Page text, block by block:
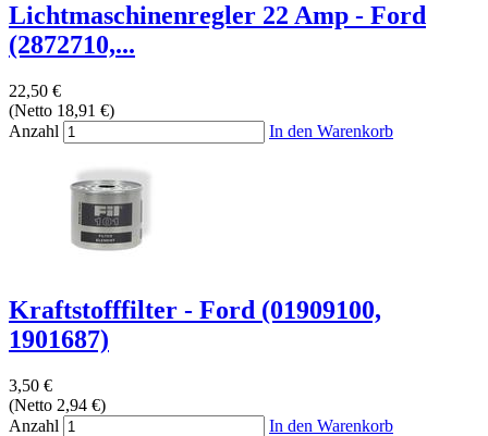
Lichtmaschinenregler 22 Amp - Ford
(2872710,...
22,50 €
(Netto 18,91 €)
Anzahl
In den Warenkorb
Kraftstofffilter - Ford (01909100,
1901687)
3,50 €
(Netto 2,94 €)
Anzahl
In den Warenkorb